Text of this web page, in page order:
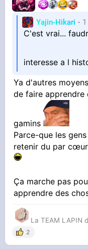
Yajin-Hikari
C'est vrai...
interesse a l
Ya d'autres
de faire apprendre
gamins
Parce-que les
retenir du par
Ça marche pas
apprendre des
La TEAM LAPIN
2